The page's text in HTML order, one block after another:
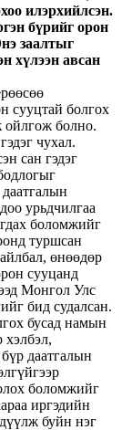
илэрхийлсэн.
бүрийг орон
заалтыг
хүлээн авсан
сууцтай болгох
ойлгож болно.
чухал.
сан гэдэг
урьдчилгаа
боломжийг
туршсан
өнөөдөр
сууцанд
Монгол Улс
бид судалсан.
бусад намын
хэлбэл,
даатгалын
боломжийг
иргэдийн
буйн нэг